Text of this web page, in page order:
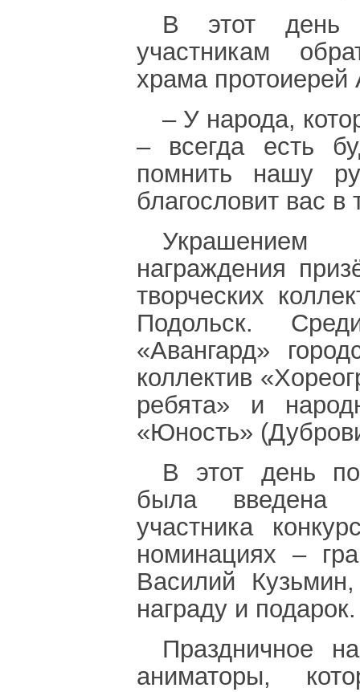
В этот день
участникам
храма
– У народа,
– всегда есть
помнить нашу
благословит вас в
Украшением
награждения
творческих
Подольск.
«Авангард»
коллектив
ребята» и
«Юность»
В этот день
была введена
участника
номинациях –
Василий
награду и подарок.
Праздничное
аниматоры,